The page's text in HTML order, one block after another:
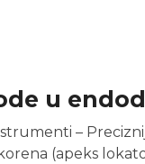
u
–
(apeks